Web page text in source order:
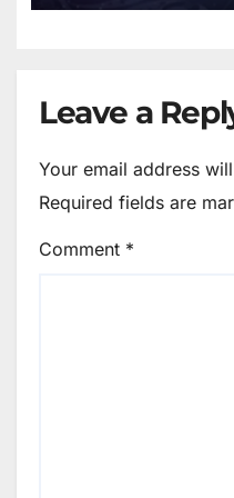
Leave a
Your email address
Required fields are
Comment *